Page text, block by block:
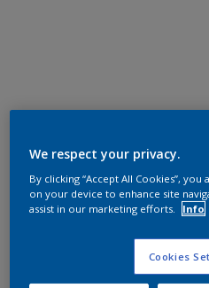
We respect your privacy.
By clicking “Accept All Cookies”,
on your device to enhance site
assist in our marketing efforts.
Info
Cookies